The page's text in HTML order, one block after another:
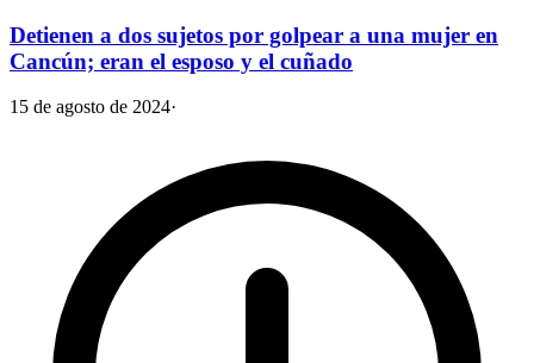
Detienen a dos sujetos por golpear a una mujer en
Cancún; eran el esposo y el cuñado
15 de agosto de 2024·